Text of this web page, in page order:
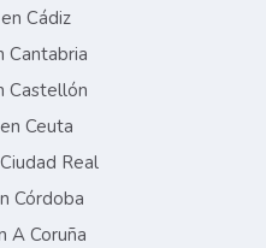
Cádiz
Cantabria
Castellón
Ceuta
Real
Córdoba
A Coruña